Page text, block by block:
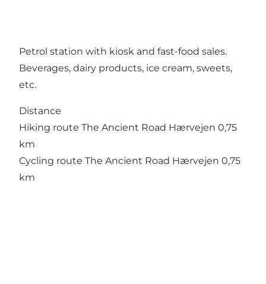
Petrol station with kiosk and fast-food sales.
Beverages, dairy products, ice cream, sweets,
etc.
Distance
Hiking route The Ancient Road Hærvejen 0,75
km
Cycling route The Ancient Road Hærvejen 0,75
km